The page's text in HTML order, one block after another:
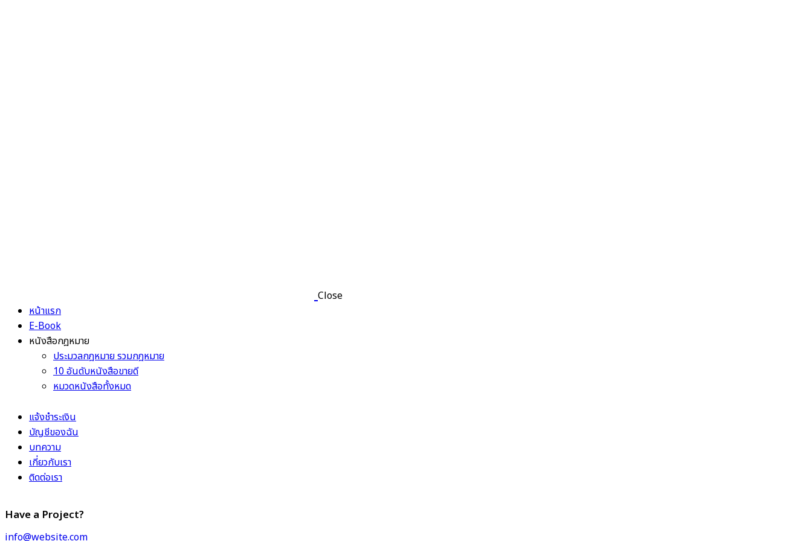
Close
หน้าแรก
E-Book
หนังสือกฎหมาย
ประมวลกฎหมาย รวมกฎหมาย
10 อันดับหนังสือขายดี
หมวดหนังสือทั้งหมด
แจ้งชำระเงิน
บัญชีของฉัน
บทความ
เกี่ยวกับเรา
ติดต่อเรา
Have a Project?
info@website.com